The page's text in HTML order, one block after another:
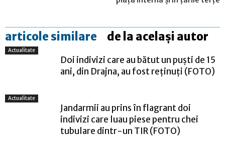
articole similare de la același autor
Actualitate
Doi indivizi care au bătut un puști de 15
ani, din Drajna, au fost reținuți (FOTO)
Actualitate
Jandarmii au prins în flagrant doi
indivizi care luau piese pentru chei
tubulare dintr-un TIR (FOTO)